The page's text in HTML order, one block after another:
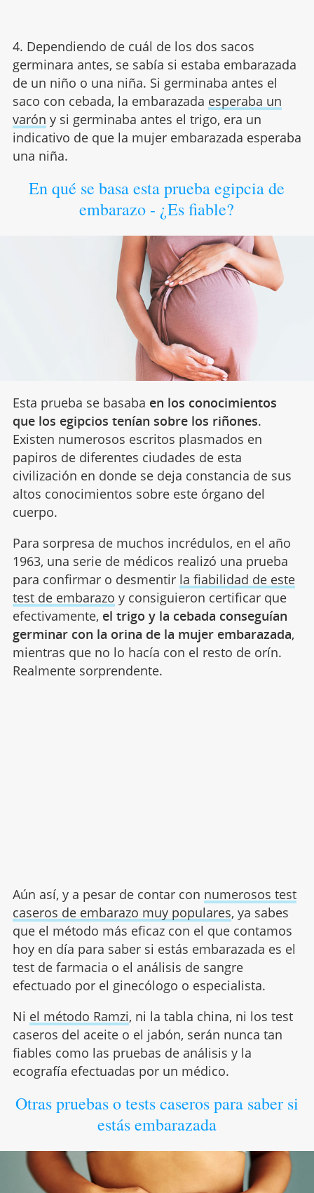
4. Dependiendo de cuál de los dos sacos
germinara antes, se sabía si estaba embarazada
de un niño o una niña. Si germinaba antes el
saco con cebada, la embarazada esperaba un
varón y si germinaba antes el trigo, era un
indicativo de que la mujer embarazada esperaba
una niña.
En qué se basa esta prueba egipcia de
embarazo - ¿Es fiable?
Esta prueba se basaba en los conocimientos
que los egipcios tenían sobre los riñones.
Existen numerosos escritos plasmados en
papiros de diferentes ciudades de esta
civilización en donde se deja constancia de sus
altos conocimientos sobre este órgano del
cuerpo.
Para sorpresa de muchos incrédulos, en el año
1963, una serie de médicos realizó una prueba
para confirmar o desmentir la fiabilidad de este
test de embarazo y consiguieron certificar que
efectivamente, el trigo y la cebada conseguían
germinar con la orina de la mujer embarazada,
mientras que no lo hacía con el resto de orín.
Realmente sorprendente.
Aún así, y a pesar de contar con numerosos test
caseros de embarazo muy populares, ya sabes
que el método más eficaz con el que contamos
hoy en día para saber si estás embarazada es el
test de farmacia o el análisis de sangre
efectuado por el ginecólogo o especialista.
Ni el método Ramzi, ni la tabla china, ni los test
caseros del aceite o el jabón, serán nunca tan
fiables como las pruebas de análisis y la
ecografía efectuadas por un médico.
Otras pruebas o tests caseros para saber si
estás embarazada